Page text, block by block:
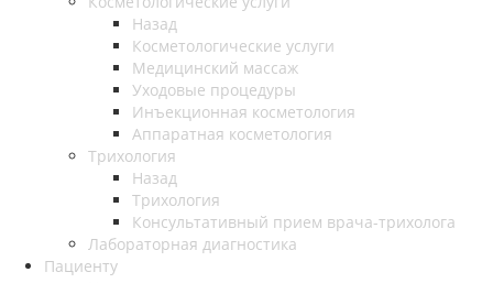
Назад
Косметологические услуги
Медицинский массаж
Уходовые процедуры
Инъекционная косметология
Аппаратная косметология
Трихология
Назад
Трихология
Консультативный прием врача-трихолога
Лабораторная диагностика
Пациенту